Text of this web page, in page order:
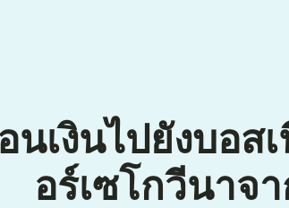
นเงินไปยังบอส
อร์เซโกวีนาจ